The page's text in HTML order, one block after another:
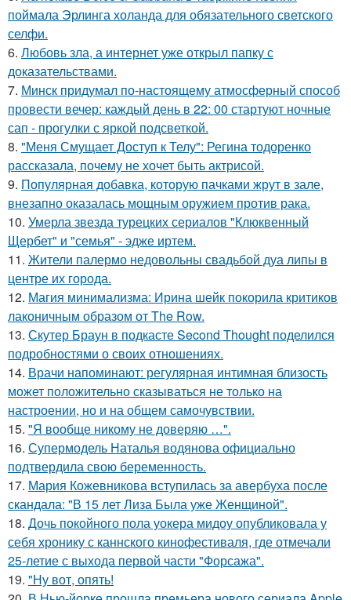
поймала Эрлинга холанда для обязательного светского
селфи.
6. Любовь зла, а интернет уже открыл папку с
доказательствами.
7. Минск придумал по-настоящему атмосферный способ
провести вечер: каждый день в 22: 00 стартуют ночные
сап - прогулки с яркой подсветкой.
8. "Меня Смущает Доступ к Телу": Регина тодоренко
рассказала, почему не хочет быть актрисой.
9. Популярная добавка, которую пачками жрут в зале,
внезапно оказалась мощным оружием против рака.
10. Умерла звезда турецких сериалов "Клюквенный
Щербет" и "семья" - эдже иртем.
11. Жители палермо недовольны свадьбой дуа липы в
центре их города.
12. Магия минимализма: Ирина шейк покорила критиков
лаконичным образом от The Row.
13. Скутер Браун в подкасте Second Thought поделился
подробностями о своих отношениях.
14. Врачи напоминают: регулярная интимная близость
может положительно сказываться не только на
настроении, но и на общем самочувствии.
15. "Я вообще никому не доверяю …".
16. Супермодель Наталья водянова официально
подтвердила свою беременность.
17. Мария Кожевникова вступилась за авербуха после
скандала: "В 15 лет Лиза Была уже Женщиной".
18. Дочь покойного пола уокера мидоу опубликовала у
себя хронику с каннского кинофестиваля, где отмечали
25-летие с выхода первой части "Форсажа".
19. "Ну вот, опять!